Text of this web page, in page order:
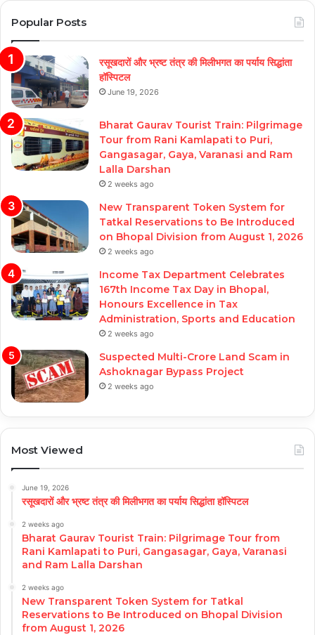
Popular Posts
रसूखदारों और भ्रष्ट तंत्र की मिलीभगत का पर्याय सिद्धांता
हॉस्पिटल
June 19, 2026
Bharat Gaurav Tourist Train: Pilgrimage
Tour from Rani Kamlapati to Puri,
Gangasagar, Gaya, Varanasi and Ram
Lalla Darshan
2 weeks ago
New Transparent Token System for
Tatkal Reservations to Be Introduced
on Bhopal Division from August 1, 2026
2 weeks ago
Income Tax Department Celebrates
167th Income Tax Day in Bhopal,
Honours Excellence in Tax
Administration, Sports and Education
2 weeks ago
Suspected Multi-Crore Land Scam in
Ashoknagar Bypass Project
2 weeks ago
Most Viewed
June 19, 2026
रसूखदारों और भ्रष्ट तंत्र की मिलीभगत का पर्याय सिद्धांता हॉस्पिटल
2 weeks ago
Bharat Gaurav Tourist Train: Pilgrimage Tour from
Rani Kamlapati to Puri, Gangasagar, Gaya, Varanasi
and Ram Lalla Darshan
2 weeks ago
New Transparent Token System for Tatkal
Reservations to Be Introduced on Bhopal Division
from August 1, 2026